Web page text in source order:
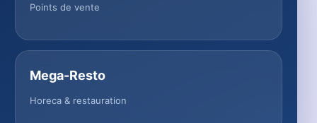
Points de vente
Mega-Resto
Horeca & restauration